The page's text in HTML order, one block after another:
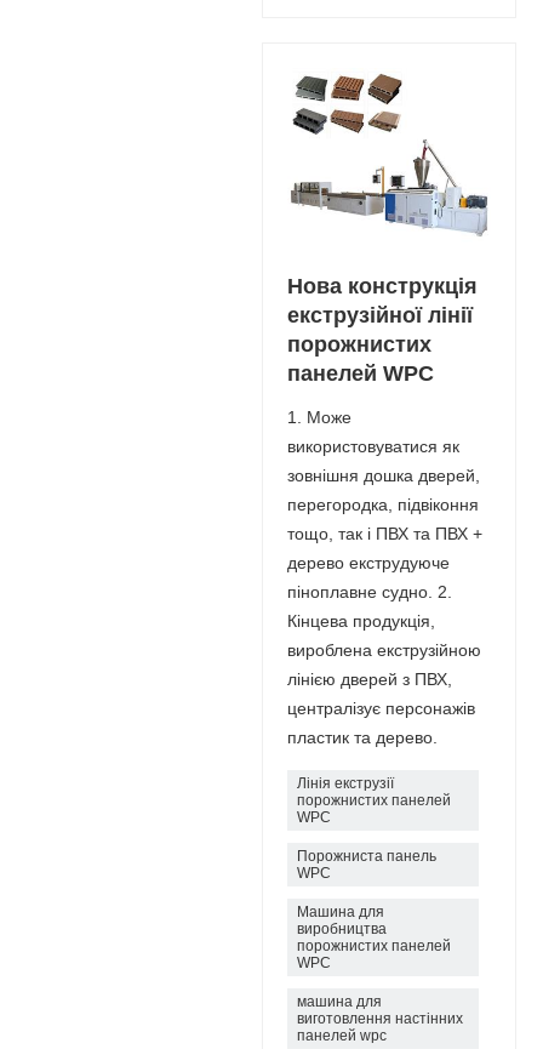
Нова конструкція
екструзійної лінії
порожнистих
панелей WPC
1. Може
використовуватися як
зовнішня дошка дверей,
перегородка, підвіконня
тощо, так і ПВХ та ПВХ +
дерево екструдуюче
піноплавне судно. 2.
Кінцева продукція,
вироблена екструзійною
лінією дверей з ПВХ,
централізує персонажів
пластик та дерево.
Лінія екструзії
порожнистих панелей
WPC
Порожниста панель
WPC
Машина для
виробництва
порожнистих панелей
WPC
машина для
виготовлення настінних
панелей wpc